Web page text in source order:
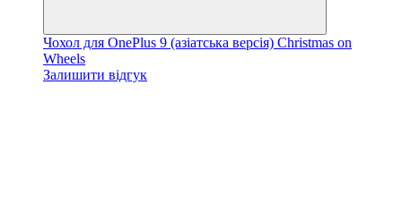
Чохол для OnePlus 9 (азіатська версія) Christmas on
Wheels
Залишити відгук